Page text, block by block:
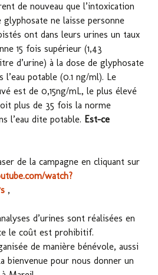
de nouveau que l’intoxication
glyphosate ne laisse personne
ont dans leurs urines un taux
15 fois supérieur (1,43
d’urine) à la dose de glyphosate
l’eau potable (0.1 ng/ml). Le
est de 0,15ng/mL, le plus élevé
plus de 35 fois la norme
l’eau dite potable. Est-ce
de la campagne en cliquant sur
watch?
,
d’urines sont réalisées en
le coût est prohibitif.
de manière bénévole, aussi
bienvenue pour nous donner un